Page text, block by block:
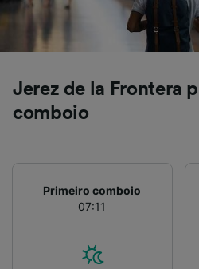
Jerez de la Frontera
comboio
Primeiro comboio
07:11